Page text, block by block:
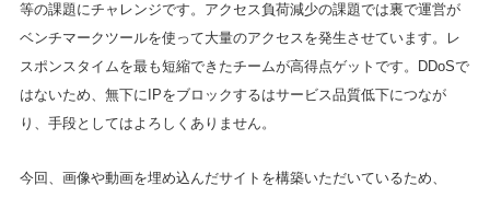
等の課題にチャレンジです。アクセス負荷減少の課題では裏で運営が
ベンチマークツールを使って大量のアクセスを発生させています。レ
スポンスタイムを最も短縮できたチームが高得点ゲットです。DDoSで
はないため、無下にIPをブロックするはサービス品質低下につなが
り、手段としてはよろしくありません。
今回、画像や動画を埋め込んだサイトを構築いただいているため、